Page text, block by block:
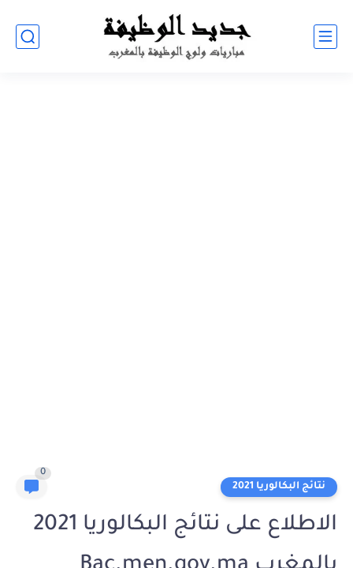
نتائج البكالوريا 2021
0
الاطلاع على نتائج البكالوريا 2021